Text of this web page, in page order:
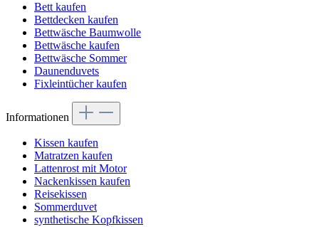
Bett kaufen
Bettdecken kaufen
Bettwäsche Baumwolle
Bettwäsche kaufen
Bettwäsche Sommer
Daunenduvets
Fixleintücher kaufen
Informationen
Kissen kaufen
Matratzen kaufen
Lattenrost mit Motor
Nackenkissen kaufen
Reisekissen
Sommerduvet
synthetische Kopfkissen